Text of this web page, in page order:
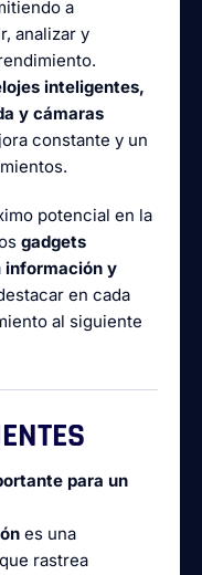
a
analizar y
inteligentes,
y cámaras
constante y un
potencial en la
gadgets
información y
en cada
al siguiente
para un
es una
rastrea